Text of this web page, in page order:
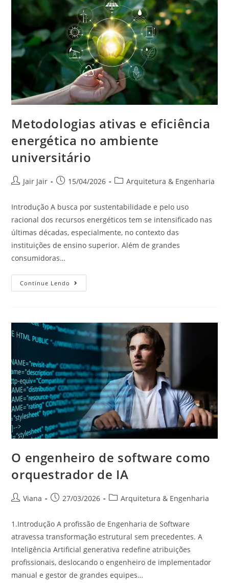
Metodologias ativas e eficiência
energética no ambiente
universitário
Jair Jair 15/04/2026 Arquitetura & Engenharia
Introdução A busca por sustentabilidade e pelo uso
racional dos recursos energéticos tem se intensificado nas
últimas décadas, especialmente, no contexto das
instituições de ensino superior. Além de grandes
consumidoras…
Continue Lendo
O engenheiro de software como
orquestrador de IA
Viana 27/03/2026 Arquitetura & Engenharia
1.Introdução A profissão de Engenharia de Software
atravessa transformação estrutural sem precedentes. A
Inteligência Artificial generativa redefine atribuições
profissionais, deslocando o engenheiro de implementador
manual e gestor de grandes equipes…